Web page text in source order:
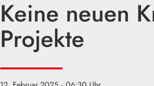
Keine neuen
Projekte